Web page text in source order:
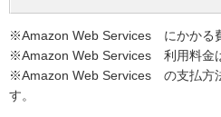
※Amazon Web Services にかかる
※Amazon Web Services 利用料金
※Amazon Web Services の支払方
す。